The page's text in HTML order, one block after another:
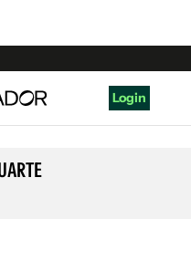
Login